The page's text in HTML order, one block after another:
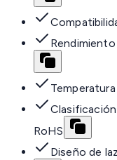
RoHS
Diseño de